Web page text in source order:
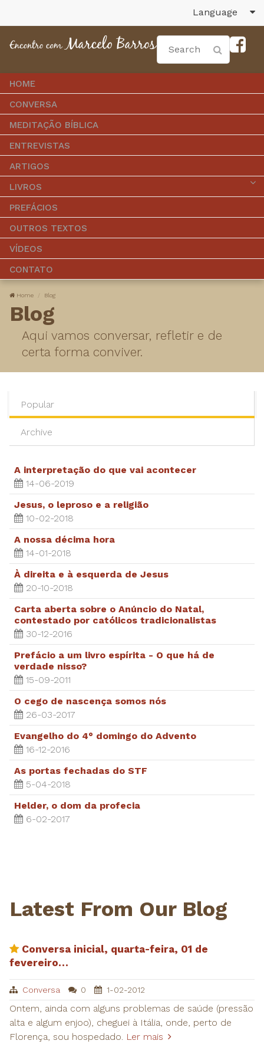
Language
HOME
CONVERSA
MEDITAÇÃO BÍBLICA
ENTREVISTAS
ARTIGOS
LIVROS
PREFÁCIOS
OUTROS TEXTOS
VÍDEOS
CONTATO
Home Blog
Blog
Aqui vamos conversar, refletir e de
certa forma conviver.
Popular
Archive
A interpretação do que vai acontecer
14-06-2019
Jesus, o leproso e a religião
10-02-2018
A nossa décima hora
14-01-2018
À direita e à esquerda de Jesus
20-10-2018
Carta aberta sobre o Anúncio do Natal,
contestado por católicos tradicionalistas
30-12-2016
Prefácio a um livro espírita - O que há de
verdade nisso?
15-09-2011
O cego de nascença somos nós
26-03-2017
Evangelho do 4° domingo do Advento
16-12-2016
As portas fechadas do STF
5-04-2018
Helder, o dom da profecia
6-02-2017
Latest From Our Blog
Conversa inicial, quarta-feira, 01 de
fevereiro…
Conversa 0 1-02-2012
Ontem, ainda com alguns problemas de saúde (pressão
alta e algum enjoo), cheguei à Itália, onde, perto de
Florença, sou hospedado. Ler mais